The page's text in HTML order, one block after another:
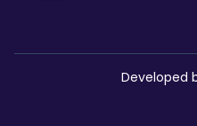
Developed